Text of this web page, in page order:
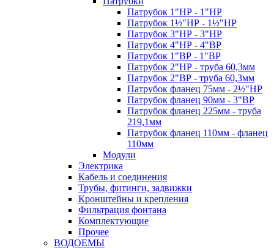
Патрубок 1"НР - 1"НР
Патрубок 1½"НР - 1½"НР
Патрубок 3"НР - 3"НР
Патрубок 4"НР - 4"ВР
Патрубок 1"ВР - 1"ВР
Патрубок 2"НР - труба 60,3мм
Патрубок 2"ВР - труба 60,3мм
Патрубок фланец 75мм - 2½"НР
Патрубок фланец 90мм - 3"ВР
Патрубок фланец 225мм - труба
219,1мм
Патрубок фланец 110мм - фланец
110мм
Модули
Электрика
Кабель и соединения
Трубы, фитинги, задвижки
Кронштейны и крепления
Фильтрация фонтана
Комплектующие
Прочее
ВОДОЕМЫ